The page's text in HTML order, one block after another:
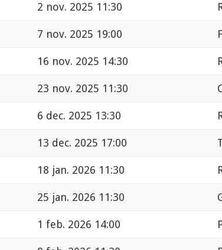
2 nov. 2025 11:30
7 nov. 2025 19:00
16 nov. 2025 14:30
23 nov. 2025 11:30
6 dec. 2025 13:30
13 dec. 2025 17:00
18 jan. 2026 11:30
25 jan. 2026 11:30
1 feb. 2026 14:00